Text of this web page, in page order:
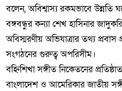
বলেন, অবিশ্বাস্য রকমভাবে উন্নতি
বঙ্গবন্ধুর কন্যা শেখ হাসিনার
অবিস্মরণীয় অভিযাত্রার তথ্য
সংগঠনের গুরুত্ব অপরিসীম।
বহ্নিশিখা সঙ্গীত নিকেতনের
বাংলাদেশ ও আমেরিকার জাতীয়